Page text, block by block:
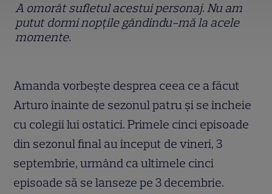
A omorât sufletul acestui personaj. Nu am
putut dormi nopțile gândindu-mă la acele
momente.
Amanda vorbește desprea ceea ce a făcut
Arturo înainte de sezonul patru și se încheie
cu colegii lui ostatici. Primele cinci episoade
din sezonul final au început de vineri, 3
septembrie, urmând ca ultimele cinci
episoade să se lanseze pe 3 decembrie.